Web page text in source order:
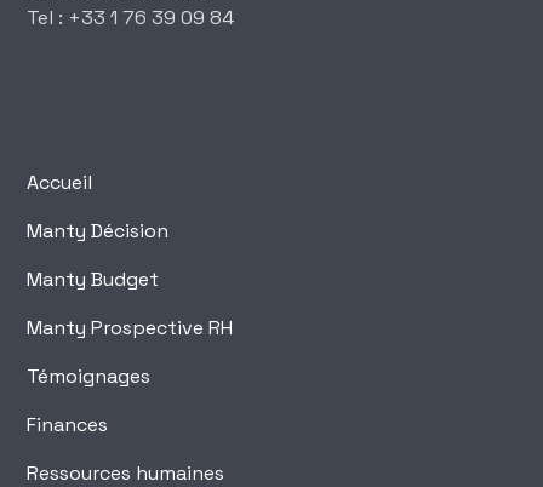
‍Tel : +33 1 76 39 09 84
Accueil
Manty Décision
Manty Budget
Manty Prospective RH
Témoignages
Finances
Ressources humaines